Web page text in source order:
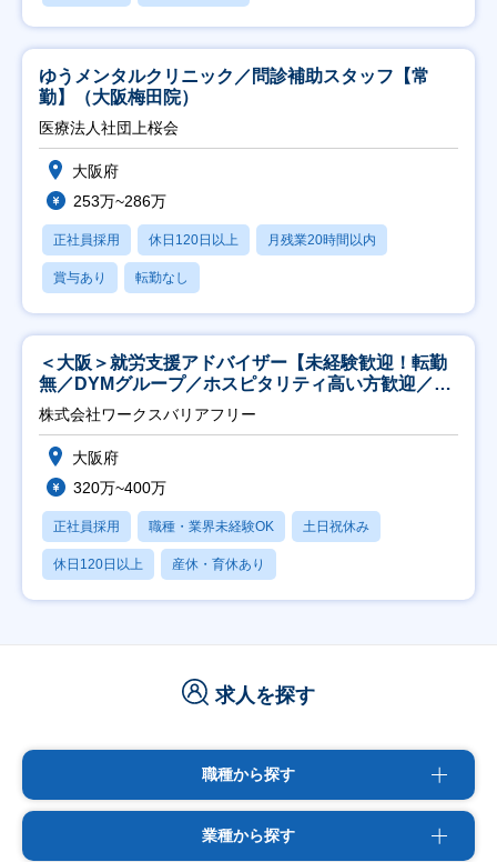
ゆうメンタルクリニック／問診補助スタッフ【常
勤】（大阪梅田院）
医療法人社団上桜会
大阪府
253万~286万
正社員採用 休日120日以上 月残業20時間以内
賞与あり 転勤なし
＜大阪＞就労支援アドバイザー【未経験歓迎！転勤
無／DYMグループ／ホスピタリティ高い方歓迎／土
日祝】
株式会社ワークスバリアフリー
大阪府
320万~400万
正社員採用 職種・業界未経験OK 土日祝休み
休日120日以上 産休・育休あり
求人を探す
職種から探す
業種から探す